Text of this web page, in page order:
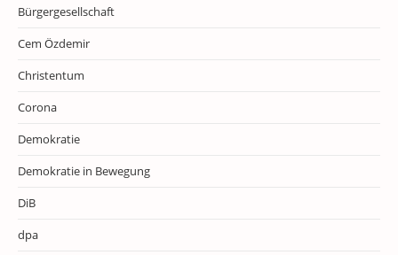
Bürgergesellschaft
Cem Özdemir
Christentum
Corona
Demokratie
Demokratie in Bewegung
DiB
dpa